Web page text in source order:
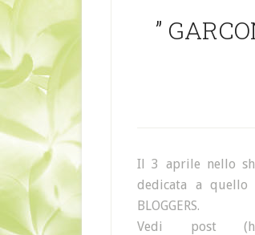
”
Il 3 aprile nello
dedicata a quello
BLOGGERS.
Vedi post (http://